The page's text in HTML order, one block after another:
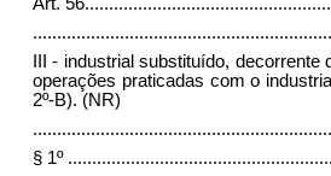
Art. 56
III - industrial substituído,
operações praticadas com o
2º-B). (NR)
§ 1º